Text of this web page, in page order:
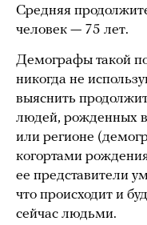
Средняя
человек — 75 лет.
Демографы такой
никогда не
выяснить
людей, рожденных в
или регионе
когортами
ее представители
что происходит и
сейчас людьми.